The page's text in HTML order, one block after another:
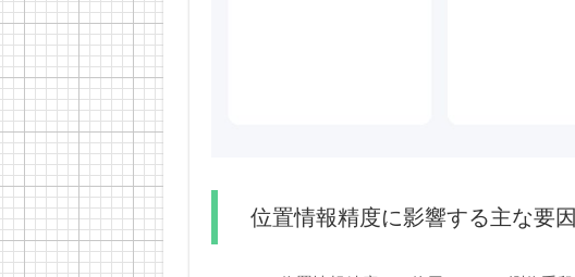
位置情報精度に影響する主な要因